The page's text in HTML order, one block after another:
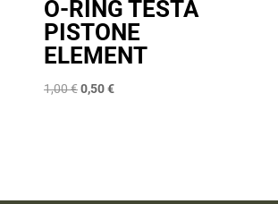
O-RING TESTA
PISTONE
ELEMENT
1,00€Il
0,50€Il